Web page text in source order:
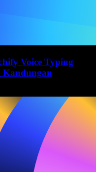
Voice Typing
Kandungan